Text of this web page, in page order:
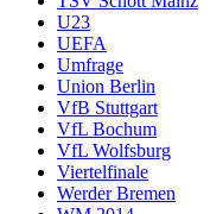
U23
UEFA
Umfrage
Union Berlin
VfB Stuttgart
VfL Bochum
VfL Wolfsburg
Viertelfinale
Werder Bremen